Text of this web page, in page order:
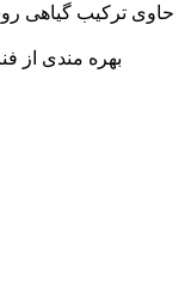
حاوی ترکیب گیاهی
بهره مندی از